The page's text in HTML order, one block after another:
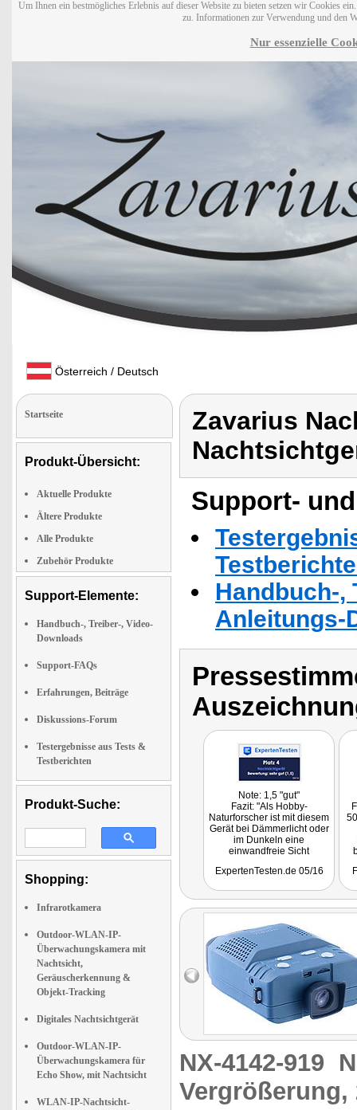
Um Ihnen ein bestmögliches Erlebnis auf dieser Website zu bieten setzen wir Cookies
zu. Informationen zur Verwendung und den
Nur essenzielle
Österreich / Deutsch
Startseite
Produkt-Übersicht:
Aktuelle Produkte
Ältere Produkte
Alle Produkte
Zubehör Produkte
Support-Elemente:
Handbuch-, Treiber-, Video-
Downloads
Support-FAQs
Erfahrungen, Beiträge
Diskussions-Forum
Testergebnisse aus Tests &
Testberichten
Produkt-Suche:
Shopping:
Infrarotkamera
Outdoor-WLAN-IP-
Überwachungskamera mit
Nachtsicht,
Geräuscherkennung &
Objekt-Tracking
Digitales Nachtsichtgerät
Outdoor-WLAN-IP-
Überwachungskamera für
Echo Show, mit Nachtsicht
WLAN-IP-Nachtsicht-
Zavarius
Support-
Handbuch-,
Anleitungs-
Note: 1,5 "gut"
Fazit: "Als Hobby-
Naturforscher ist mit diesem
Gerät bei Dämmerlicht oder
im Dunkeln eine
einwandfreie Sicht
ExpertenTesten.de 05/16
NX-4142-919
Vergrößerung,